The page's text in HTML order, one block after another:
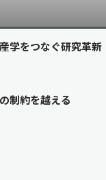
学をつなぐ研究革新
制約を越える